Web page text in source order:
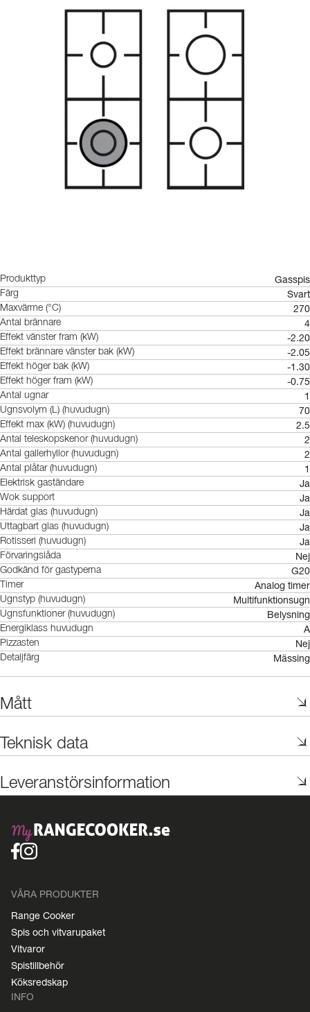
Produkttyp Gasspis
Färg Svart
Maxvärme (°C) 270
Antal brännare 4
Effekt vänster fram (kW) -2.20
Effekt brännare vänster bak (kW) -2.05
Effekt höger bak (kW) -1.30
Effekt höger fram (kW) -0.75
Antal ugnar 1
Ugnsvolym (L) (huvudugn) 70
Effekt max (kW) (huvudugn) 2.5
Antal teleskopskenor (huvudugn) 2
Antal gallerhyllor (huvudugn) 2
Antal plåtar (huvudugn) 1
Elektrisk gaständare Ja
Wok support Ja
Härdat glas (huvudugn) Ja
Uttagbart glas (huvudugn) Ja
Rotisseri (huvudugn) Ja
Förvaringslåda Nej
Godkänd för gastyperna G20
Timer Analog timer
Ugnstyp (huvudugn) Multifunktionsugn
Ugnsfunktioner (huvudugn) Belysning
Energiklass huvudugn A
Pizzasten Nej
Detaljfärg Mässing
Mått
Teknisk data
Leveranstörsinformation
VÅRA PRODUKTER
Range Cooker
Spis och vitvarupaket
Vitvaror
Spistillbehör
Köksredskap
INFO